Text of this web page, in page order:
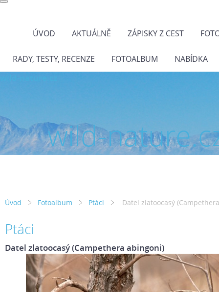
ÚVOD AKTUÁLNĚ ZÁPISKY Z CEST
RADY, TESTY, RECENZE FOTOALBUM NABÍDKA
wild-
Úvod Fotoalbum Ptáci Datel zlatoocasý
Ptáci
Datel zlatoocasý (Campethera abingoni)